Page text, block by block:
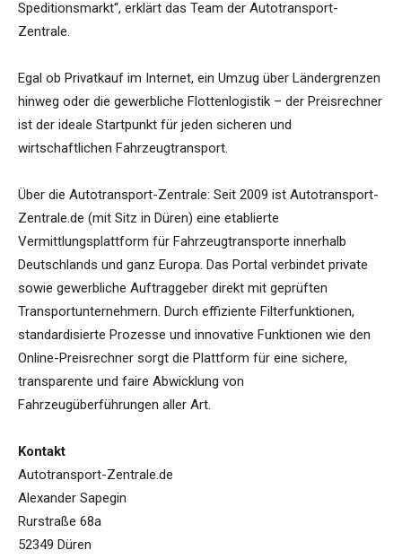
Speditionsmarkt“, erklärt das Team der Autotransport-
Zentrale.
Egal ob Privatkauf im Internet, ein Umzug über Ländergrenzen
hinweg oder die gewerbliche Flottenlogistik – der Preisrechner
ist der ideale Startpunkt für jeden sicheren und
wirtschaftlichen Fahrzeugtransport.
Über die Autotransport-Zentrale: Seit 2009 ist Autotransport-
Zentrale.de (mit Sitz in Düren) eine etablierte
Vermittlungsplattform für Fahrzeugtransporte innerhalb
Deutschlands und ganz Europa. Das Portal verbindet private
sowie gewerbliche Auftraggeber direkt mit geprüften
Transportunternehmern. Durch effiziente Filterfunktionen,
standardisierte Prozesse und innovative Funktionen wie den
Online-Preisrechner sorgt die Plattform für eine sichere,
transparente und faire Abwicklung von
Fahrzeugüberführungen aller Art.
Kontakt
Autotransport-Zentrale.de
Alexander Sapegin
Rurstraße 68a
52349 Düren